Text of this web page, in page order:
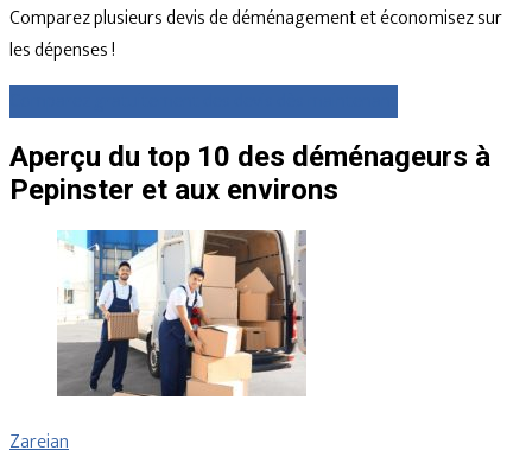
Comparez plusieurs devis de déménagement et économisez sur
les dépenses !
Aperçu du top 10 des déménageurs à
Pepinster et aux environs
Zareian